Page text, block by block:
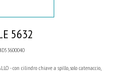
5632
- con cilindro chiave a spillo, solo catenaccio,